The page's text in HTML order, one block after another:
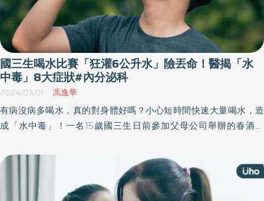
國三生喝水比賽「狂灌6公升水」險丟命！醫揭「水
中毒」8大症狀#內分泌科
2024/03/01 馮逸華
有病沒病多喝水，真的對身體好嗎？小心短時間快速大量喝水，造
成「水中毒」！一名15歲國三生日前參加父母公司舉辦的春酒聚
水，最終獲得6,000元獎金，當天晚上回家後出現頭暈、嘔吐、抽搐
症狀，送至急診時已意識模糊。但所幸搶救得宜，轉至加護病房治
療後才化險為夷，並未對腦部造成永久性傷害。